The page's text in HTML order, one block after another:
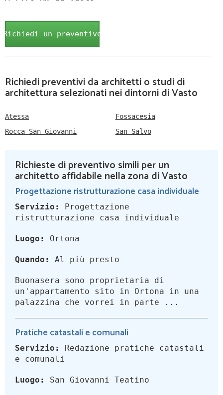
Richiedi un preventivo
Richiedi preventivi da architetti o studi di
architettura selezionati nei dintorni di Vasto
Atessa
Fossacesia
Rocca San Giovanni
San Salvo
Richieste di preventivo simili per un
architetto affidabile nella zona di Vasto
Progettazione ristrutturazione casa individuale
Servizio:
Progettazione
ristrutturazione casa individuale
Luogo: Ortona
Quando: Al più presto
Buonasera sono proprietaria di
un'appartamento sito in Ortona in una
palazzina che vorrei in parte ...
Pratiche catastali e comunali
Servizio:
Redazione pratiche catastali
e comunali
Luogo: San Giovanni Teatino